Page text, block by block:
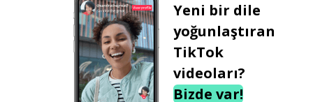
Yeni bir dile
yoğunlaştıran
TikTok
videoları?
Bizde var!